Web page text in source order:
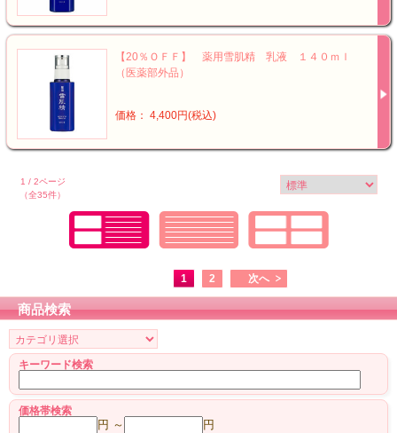
【20％ＯＦＦ】 薬用雪肌精 乳液 １４０ｍｌ
（医薬部外品）
価格： 4,400円(税込)
1 / 2ページ
（全35件）
1 2 次へ
商品検索
キーワード検索
価格帯検索
円 ～ 円